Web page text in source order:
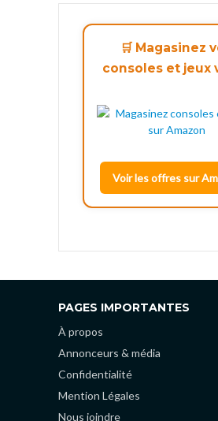
🛒 Magasinez
consoles et jeux
Voir les offres sur
PAGES IMPORTANTES
À propos
Annonceurs & média
Confidentialité
Mention Légales
Nous joindre